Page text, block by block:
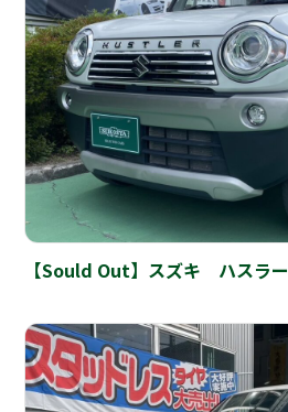
【Sould Out】スズキ ハスラー